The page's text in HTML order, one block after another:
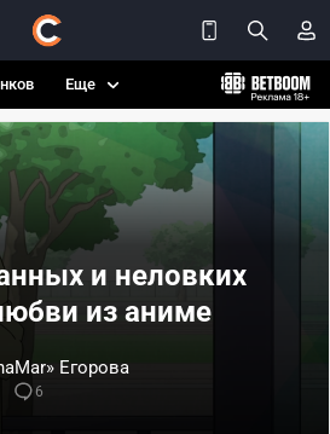
Еще
и неловких
из аниме
Егорова
6